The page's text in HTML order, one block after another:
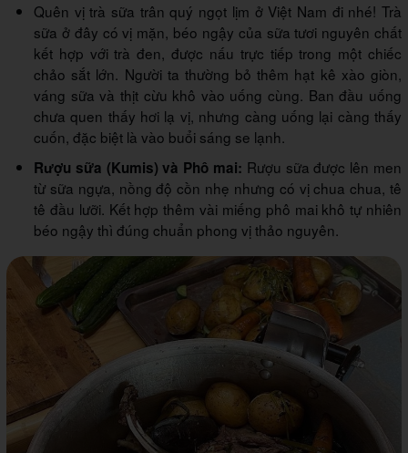
Quên vị trà sữa trân quý ngọt lịm ở Việt Nam đi nhé! Trà
sữa ở đây có vị mặn, béo ngậy của sữa tươi nguyên chất
kết hợp với trà đen, được nấu trực tiếp trong một chiếc
chảo sắt lớn. Người ta thường bỏ thêm hạt kê xào giòn,
váng sữa và thịt cừu khô vào uống cùng. Ban đầu uống
chưa quen thấy hơi lạ vị, nhưng càng uống lại càng thấy
cuốn, đặc biệt là vào buổi sáng se lạnh.
Rượu sữa (Kumis) và Phô mai: Rượu sữa được lên men
từ sữa ngựa, nồng độ cồn nhẹ nhưng có vị chua chua, tê
tê đầu lưỡi. Kết hợp thêm vài miếng phô mai khô tự nhiên
béo ngậy thì đúng chuẩn phong vị thảo nguyên.